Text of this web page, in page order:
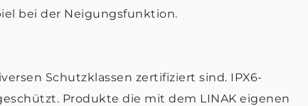
bei der Neigungsfunktion.
Schutzklassen zertifiziert sind. IPX6-
Produkte die mit dem LINAK eigenen